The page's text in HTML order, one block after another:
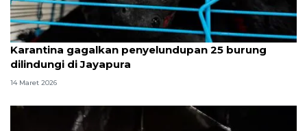
Karantina gagalkan penyelundupan 25 burung
dilindungi di Jayapura
14 Maret 2026